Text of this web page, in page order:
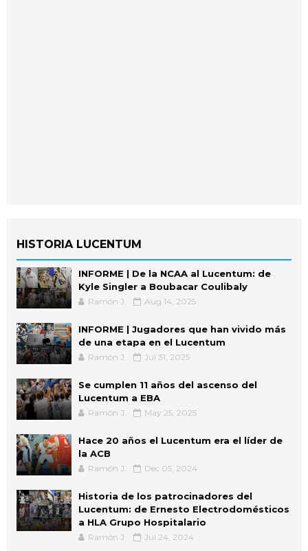
HISTORIA LUCENTUM
INFORME | De la NCAA al Lucentum: de
Kyle Singler a Boubacar Coulibaly
Ramón J. Aug 14, 2025
INFORME | Jugadores que han vivido más
de una etapa en el Lucentum
Ramón J. Jul 31, 2025
Se cumplen 11 años del ascenso del
Lucentum a EBA
Ramón J. May 25, 2025
Hace 20 años el Lucentum era el líder de
la ACB
Ramón J. Dec 05, 2024
Historia de los patrocinadores del
Lucentum: de Ernesto Electrodomésticos
a HLA Grupo Hospitalario
Ramón J. Jul 24, 2024